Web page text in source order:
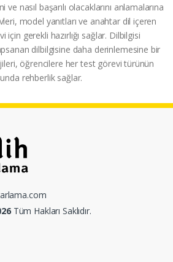
nasıl başarılı olacaklarını anlamalarına
model yanıtları ve anahtar dil içeren
için gerekli hazırlığı sağlar. Dilbilgisi
dilbilgisine daha derinlemesine bir
öğrencilere her test görevi türünün
rehberlik sağlar.
Tüm Hakları Saklıdır.